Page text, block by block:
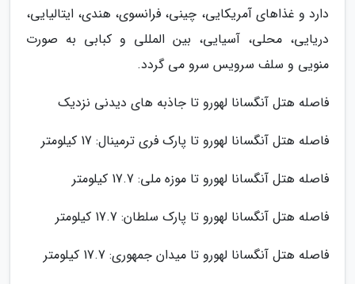
دارد و غذاهای آمریکایی، چینی، فرانسوی، هندی، ایتالیایی،
دریایی، محلی، آسیایی، بین المللی و کبابی به صورت
منویی و سلف سرویس سرو می گردد.
فاصله هتل آنگسانا لهورو تا جاذبه های دیدنی نزدیک
فاصله هتل آنگسانا لهورو تا پارک فری ترمینال: 17 کیلومتر
فاصله هتل آنگسانا لهورو تا موزه ملی: 17.7 کیلومتر
فاصله هتل آنگسانا لهورو تا پارک سلطان: 17.7 کیلومتر
فاصله هتل آنگسانا لهورو تا میدان جمهوری: 17.7 کیلومتر